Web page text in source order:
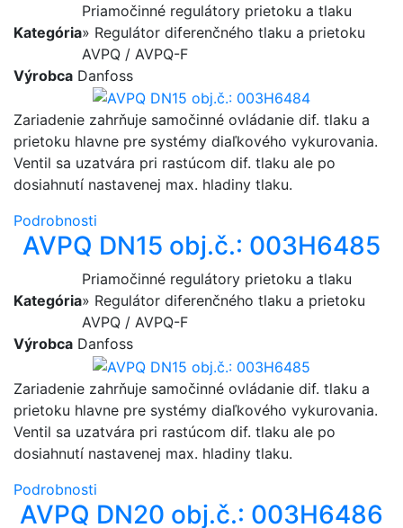
Kategória
Priamočinné regulátory prietoku a tlaku
» Regulátor diferenčného tlaku a prietoku
AVPQ / AVPQ-F
Výrobca Danfoss
Zariadenie zahrňuje samočinné ovládanie dif. tlaku a
prietoku hlavne pre systémy diaľkového vykurovania.
Ventil sa uzatvára pri rastúcom dif. tlaku ale po
dosiahnutí nastavenej max. hladiny tlaku.
Podrobnosti
AVPQ DN15 obj.č.: 003H6485
Kategória
Priamočinné regulátory prietoku a tlaku
» Regulátor diferenčného tlaku a prietoku
AVPQ / AVPQ-F
Výrobca Danfoss
Zariadenie zahrňuje samočinné ovládanie dif. tlaku a
prietoku hlavne pre systémy diaľkového vykurovania.
Ventil sa uzatvára pri rastúcom dif. tlaku ale po
dosiahnutí nastavenej max. hladiny tlaku.
Podrobnosti
AVPQ DN20 obj.č.: 003H6486